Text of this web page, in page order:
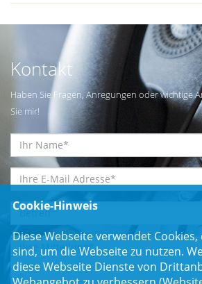
Kontakt
Haben Sie Fragen, Anregungen oder wichtige
Sie mir!
Cookie-Hinweis
Diese Webseite verwendet
sind, um die Webseite zu nutzen.
diese Webseite Dienste von